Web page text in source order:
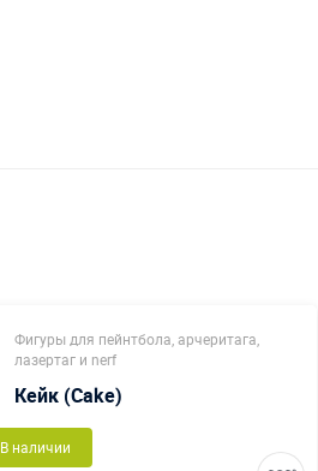
Фигуры для пейнтбола, арчеритага,
лазертаг и nerf
Кейк (Cake)
В наличии